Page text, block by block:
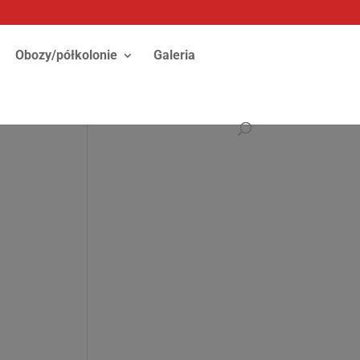
Obozy/półkolonie Galeria